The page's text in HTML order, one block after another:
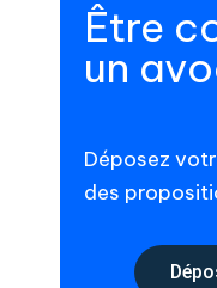
Être
un
Déposez
des